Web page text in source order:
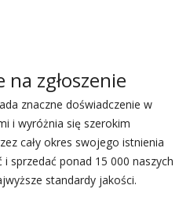
zgłoszenie
znaczne doświadczenie w
i wyróżnia się szerokim
cały okres swojego istnienia
sprzedać ponad 15 000 naszych
standardy jakości.